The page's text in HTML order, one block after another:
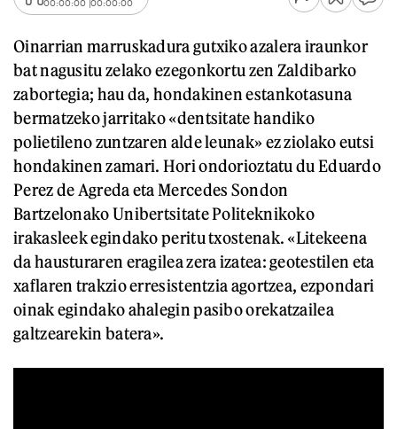
00:00:00 00:00:00
Oinarrian marruskadura gutxiko azalera iraunkor
bat nagusitu zelako ezegonkortu zen Zaldibarko
zabortegia; hau da, hondakinen estankotasuna
bermatzeko jarritako «dentsitate handiko
polietileno zuntzaren alde leunak» ez ziolako eutsi
hondakinen zamari. Hori ondorioztatu du Eduardo
Perez de Agreda eta Mercedes Sondon
Bartzelonako Unibertsitate Politeknikoko
irakasleek egindako peritu txostenak. «Litekeena
da hausturaren eragilea zera izatea: geotestilen eta
xaflaren trakzio erresistentzia agortzea, ezpondari
oinak egindako ahalegin pasibo orekatzailea
galtzearekin batera».